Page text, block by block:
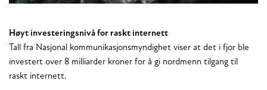
Høyt investeringsnivå for raskt internett
Tall fra Nasjonal kommunikasjonsmyndighet viser at det i fjor ble
investert over 8 milliarder kroner for å gi nordmenn tilgang til
raskt internett.